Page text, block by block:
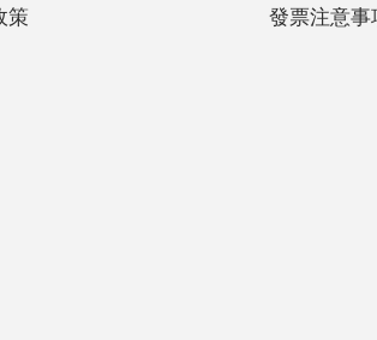
策
發票注意事